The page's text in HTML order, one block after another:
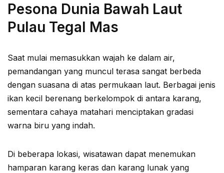
Pesona Dunia Bawah Laut
Pulau Tegal Mas
Saat mulai memasukkan wajah ke dalam air,
pemandangan yang muncul terasa sangat berbeda
dengan suasana di atas permukaan laut. Berbagai jenis
ikan kecil berenang berkelompok di antara karang,
sementara cahaya matahari menciptakan gradasi
warna biru yang indah.
Di beberapa lokasi, wisatawan dapat menemukan
hamparan karang keras dan karang lunak yang